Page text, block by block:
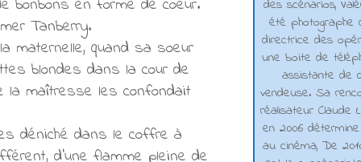
bonbons en forme de coeur.
Tanberry.
maternelle, quand sa soeur
blondes dans la cour de
la maîtresse les confondait
déniché dans le coffre à
d'une flamme pleine de
des scénarios,
été photographe
directrice des
une boite de
assistante de
vendeuse. Sa
réalisateur Claude
en 2006
au cinéma, De